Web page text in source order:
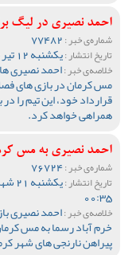
احمد نصیری در لیگ
شماره‌ی خبر :
تاریخ انتشار :یکشنبه 12 تیر ماه 1401 ساعت 22:10
خلاصه‌ی خبر :احمد نصیری
مس کرمان در بازی های
قرارداد خود، این تیم را
همراهی خواهد کرد.
احمد نصیری به مس
شماره‌ی خبر :
تاریخ انتشار :
00:35
خلاصه‌ی خبر :احمد نصیری
خرم آباد رسما به مس
پیراهن نارنجی های شهر